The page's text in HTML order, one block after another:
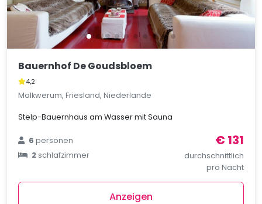
Bauernhof De Goudsbloem
4,2
Molkwerum, Friesland, Niederlande
Stelp-Bauernhaus am Wasser mit Sauna
6personen
2schlafzimmer
€ 131
durchschnittlich
pro Nacht
Anzeigen